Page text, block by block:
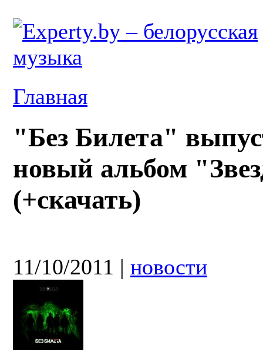
Главная
"Без Билета"
новый альбом
(+скачать)
11/10/2011 | новости